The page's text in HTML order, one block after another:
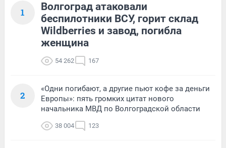
1
Волгоград атаковали
беспилотники ВСУ, горит склад
Wildberries и завод, погибла
женщина
54 262 167
2
«Одни погибают, а другие пьют кофе за деньги
Европы»: пять громких цитат нового
начальника МВД по Волгоградской области
38 004 123